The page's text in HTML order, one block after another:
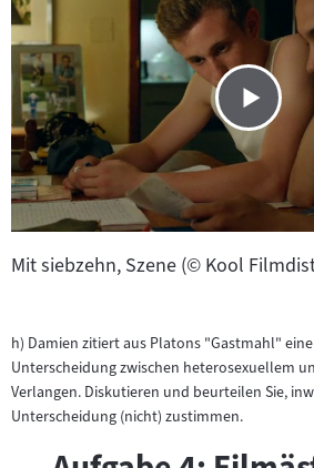
Mit siebzehn, Szene (© Kool
h) Damien zitiert aus Platons "Gastmahl"
Unterscheidung zwischen heterosexuellem
Verlangen. Diskutieren und beurteilen Sie,
Unterscheidung (nicht) zustimmen.